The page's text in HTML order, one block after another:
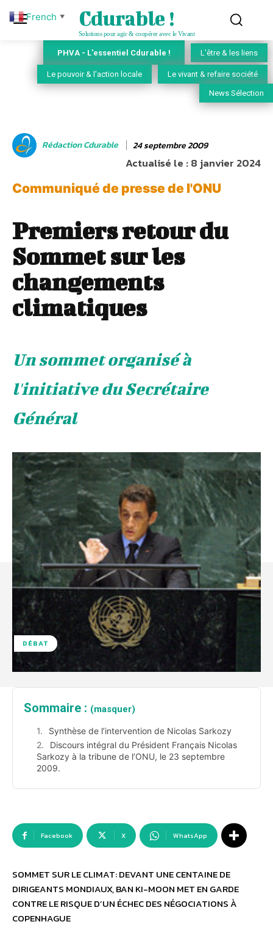
Cdurable !
Solutions pour agir & coopérer avec le Vivant
PHVA - L'essentiel Cdurable ! L'être & les liens
Le pouvoir & l'action locale Le vivant & refaire société
News Sélection
Rédaction Cdurable 24 septembre 2009
Actualisé le :8 janvier 2024
Communiqué de presse de l'ONU
Premiers retour du
Sommet sur les
changements
climatiques
Un sommet organisé à
l'initiative du Secrétaire
Général
DÉBAT
Sommaire : (masquer)
Synthèse de l’intervention de Nicolas Sarkozy
Discours intégral du Président Français Nicolas
Sarkozy à la tribune de l’ONU, le 23 septembre
2009.
Facebook X WhatsApp
SOMMET SUR LE CLIMAT: DEVANT UNE CENTAINE DE
DIRIGEANTS MONDIAUX, BAN KI-MOON MET EN GARDE
CONTRE LE RISQUE D’UN ÉCHEC DES NÉGOCIATIONS À
COPENHAGUE
French ▼